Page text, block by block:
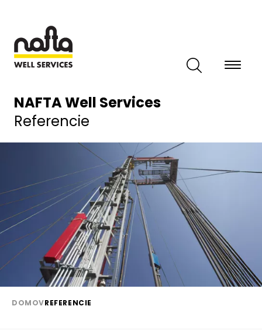
obsah
Title
(bold)
NAFTA Well Services
Title
(normal)
Referencie
DOMOVREFERENCIE